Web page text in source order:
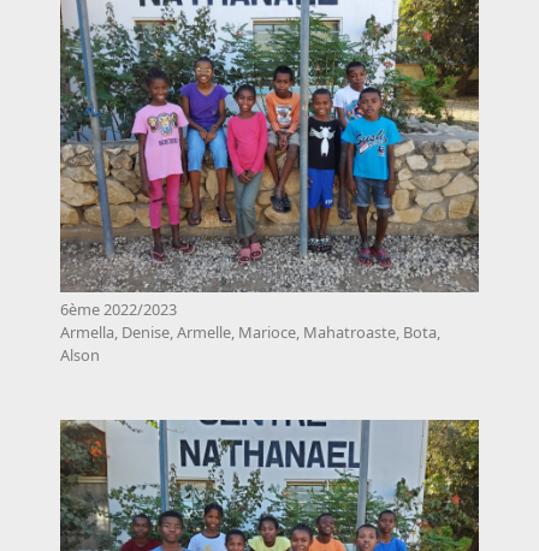
6ème 2022/2023
Armella, Denise, Armelle, Marioce, Mahatroaste, Bota,
Alson